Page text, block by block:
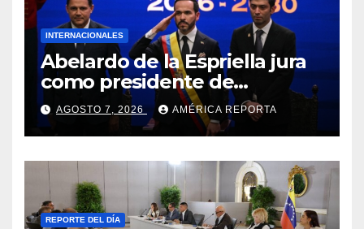
INTERNACIONALES
Abelardo de la Espriella jura
como presidente de
Colombia para el periodo
2026-2030
AGOSTO 7, 2026 AMÉRICA REPORTA
REPORTE DEL DÍA